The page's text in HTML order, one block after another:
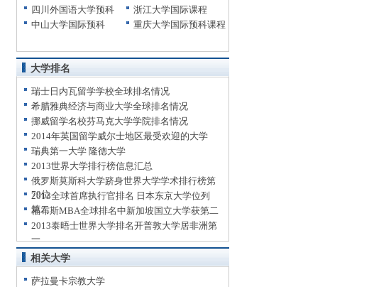
四川外国语大学预科
浙江大学国际课程
中山大学国际预科
重庆大学国际预科课程
大学排名
瑞士日内瓦留学学校全球排名情况
希腊雅典经济与商业大学全球排名情况
挪威留学名校芬马克大学学院排名情况
2014年英国留学威尔士地区最受欢迎的大学
瑞典第一大学 隆德大学
2013世界大学排行榜信息汇总
俄罗斯莫斯科大学跻身世界大学学术排行榜第
79位
2013全球首席执行官排名 日本东京大学位列
第二
福布斯MBA全球排名中新加坡国立大学获第二
2013泰晤士世界大学排名开普敦大学居非洲第
一
相关大学
萨拉曼卡宗教大学